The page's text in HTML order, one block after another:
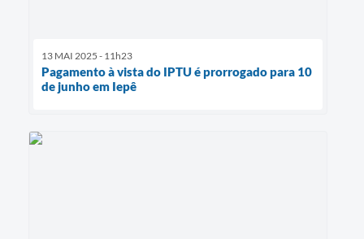
13 MAI 2025 - 11h23
Pagamento à vista do IPTU é prorrogado para 10
de junho em Iepê